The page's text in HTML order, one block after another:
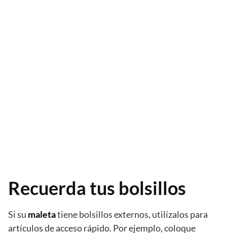
Recuerda tus bolsillos
Si su maletatiene bolsillos externos, utilízalos para
artículos de acceso rápido. Por ejemplo, coloque